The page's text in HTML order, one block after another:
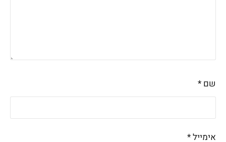
שם *
אימייל*